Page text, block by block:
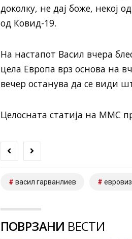
доколку, не дај боже, некој
од Ковид-19.
На настапот Васил вчера
цела Европа врз основа на
вечер останува да се види
Целосната статија на ММС
васил гарванлиев
ПОВРЗАНИ ВЕСТИ